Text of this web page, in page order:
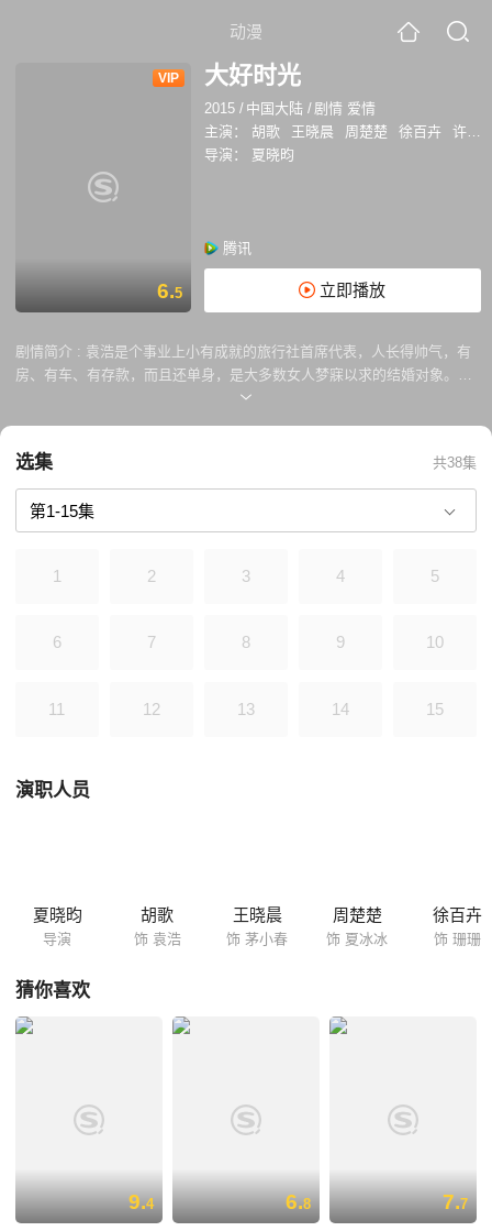
动漫
VIP
6.5
大好时光
2015 / 中国大陆 /剧情 爱情
主演：
胡歌 王晓晨 周楚楚 徐百卉
许亚军
导演：
夏晓昀
腾讯
立即播放
剧情简介 : 袁浩是个事业上小有成就的旅行社首席代表，人长得帅气，有
房、有车、有存款，而且还单身，是大多数女人梦寐以求的结婚对象。现
年33岁的袁浩，可谓正值人生的大好时光，但由于自小成长于破碎的家
浩，却阴差阳错地遇到了“猫”一样敏捷、聪慧的女人茅小春。身世复杂、
还有着一段不同寻常感情经历的医院护士茅小春，后来也成了一个不婚主
义者；她和袁浩不打不相识，两人由一见面就互掐的关系，渐渐发展至擦
出火花，这对不想结婚的男女，最终还是克服所有障碍，一起走进了结婚
选集 共38集
1 2 3 4 5
6 7 8 9 10
11 12 13 14 15
演职人员
夏晓昀
导演
胡歌
饰 袁浩
王晓晨
饰 茅小春
周楚楚
饰 夏冰冰
徐百卉
饰 珊珊
猜你喜欢
9.4 6.8 7.7